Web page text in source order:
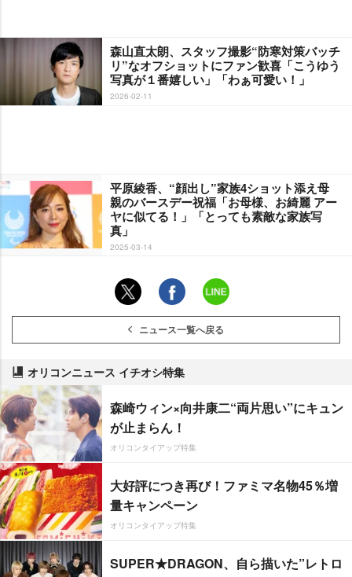
森山直太朗、スタッフ撮影“防寒対策バッチ
リ”なオフショットにファン歓喜「こうゆう
写真が１番嬉しい」「わぁ可愛い！」
2026-02-11
平原綾香、“顔出し”家族4ショット添え母
親のバースデー祝福「お母様、お綺麗 アー
ヤに似てる！」「とっても素敵な家族写
真」
2025-03-14
ニュース一覧へ戻る
オリコンニュース イチオシ特集
森崎ウィン×向井康二“両片思い”にキュン
が止まらん！
オリコンタイアップ特集
大好評につき再び！ファミマ名物45％増
量キャンペーン
オリコンタイアップ特集
SUPER★DRAGON、自ら描いた”レトロ